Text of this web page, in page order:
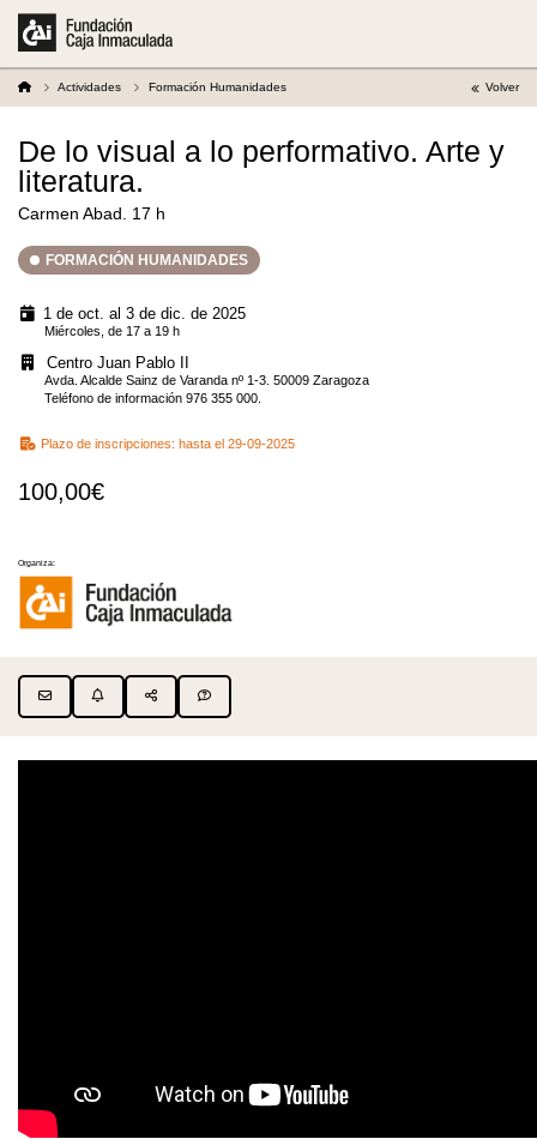
Actividades Formación Humanidades Volver
De lo visual a lo performativo. Arte y
literatura.
Carmen Abad. 17 h
FORMACIÓN HUMANIDADES
1 de oct. al 3 de dic. de 2025
Miércoles, de 17 a 19 h
Centro Juan Pablo II
Avda. Alcalde Sainz de Varanda nº 1-3. 50009 Zaragoza
Teléfono de información 976 355 000.
Plazo de inscripciones: hasta el 29-09-2025
100,00€
Organiza: